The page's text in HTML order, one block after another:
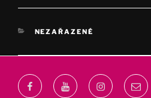
RUBRIKY
NEZAŘAZENÉ
FacebookYoutubeInstagramEmail